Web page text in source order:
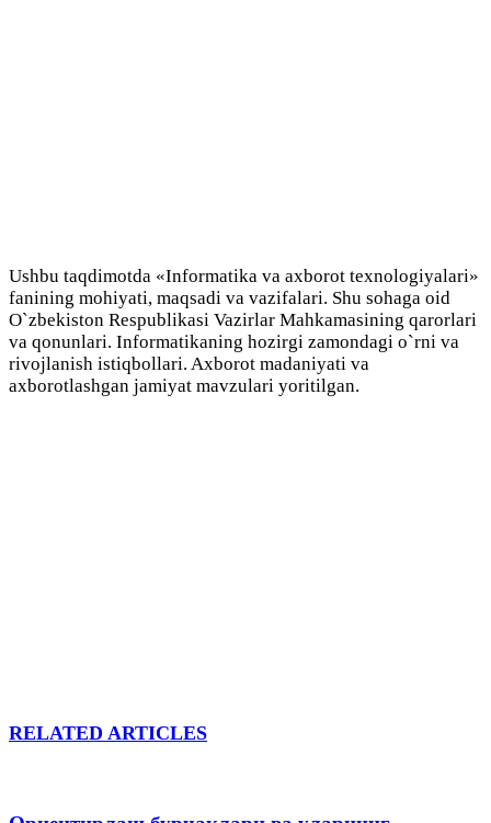
Ushbu taqdimotda «Informatika va axborot tеxnologiyalari»
fanining mohiyati, maqsadi va vazifalari. Shu sohaga oid
O`zbеkiston Rеspublikasi Vazirlar Mahkamasining qarorlari
va qonunlari. Informatikaning hozirgi zamondagi o`rni va
rivojlanish istiqbollari. Axborot madaniyati va
axborotlashgan jamiyat mavzulari yoritilgan.
RELATED ARTICLES